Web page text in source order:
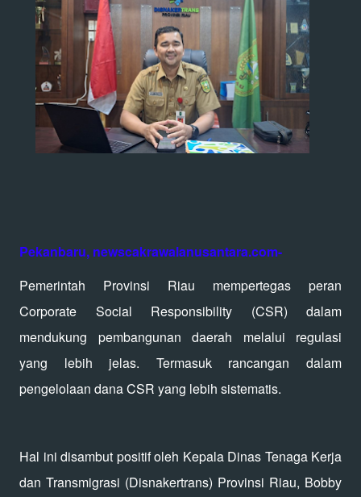
Pekanbaru, newscakrawalanusantara.com-
Pemerintah Provinsi Riau mempertegas peran
Corporate Social Responsibility (CSR) dalam
mendukung pembangunan daerah melalui regulasi
yang lebih jelas. Termasuk rancangan dalam
pengelolaan dana CSR yang lebih sistematis.
Hal ini disambut positif oleh Kepala Dinas Tenaga Kerja
dan Transmigrasi (Disnakertrans) Provinsi Riau, Bobby